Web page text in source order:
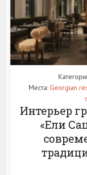
Места: Georgian
Интерьер
«Ели